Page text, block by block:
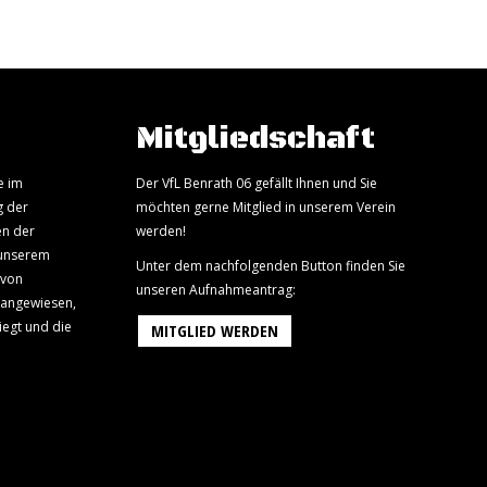
im
der
der
und die
Mitgliedschaft
Der VfL Benrath 06 gefällt Ihnen und Sie
möchten gerne Mitglied in unserem Verein
werden!
Unter dem nachfolgenden Button finden Sie
unseren Aufnahmeantrag:
MITGLIED WERDEN